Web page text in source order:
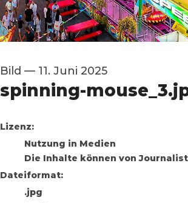
Bild — 11. Juni 2025
spinning-
go to media item
Lizenz:
Nutzung in Medien
Die Inhalte können von
Dateiformat:
.jpg